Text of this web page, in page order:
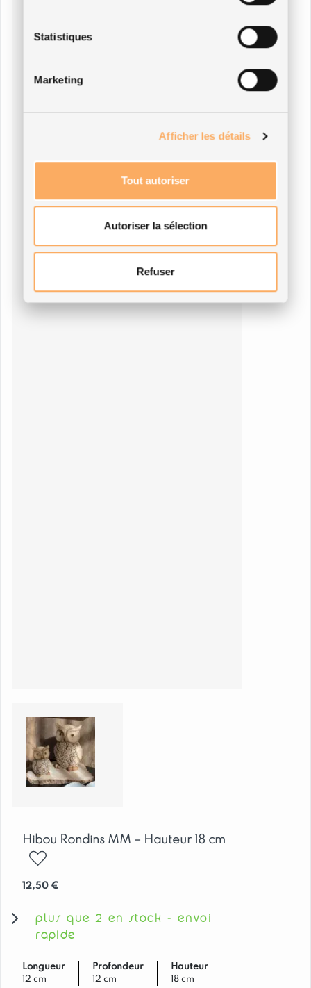
Statistiques
Marketing
Afficher les détails
Tout autoriser
Autoriser la sélection
Refuser
Hibou Rondins MM – Hauteur 18 cm
ajouter
12,50 €
plus que 2 en stock - envoi
rapide
Longueur
12 cm
Profondeur
12 cm
Hauteur
18 cm